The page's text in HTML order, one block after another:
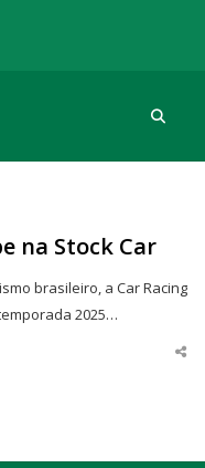
na Stock Car
brasileiro, a Car Racing
2025…